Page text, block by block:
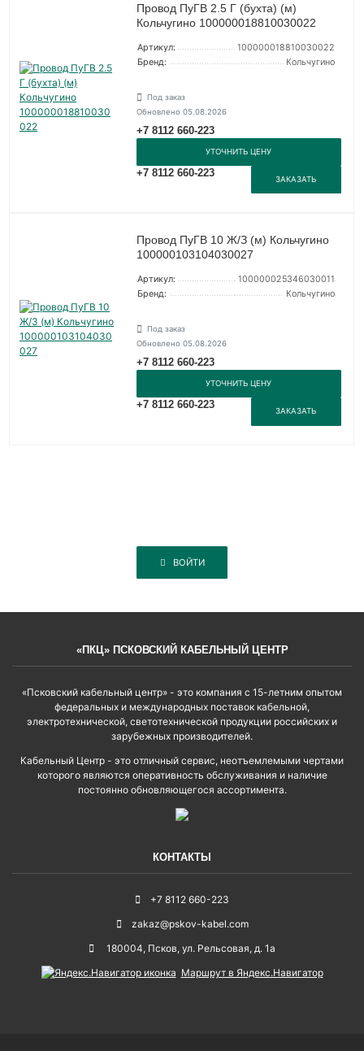
Провод ПуГВ 2.5 Г (бухта) (м)
Кольчугино 100000018810030022
Артикул:
100000018810030022
Бренд:
Кольчугино
Под заказ
Обновлено 05.08.2026
+7 8112 660-223
УТОЧНИТЬ ЦЕНУ
+7 8112 660-223
ЗАКАЗАТЬ
Провод ПуГВ 10 Ж/З (м) Кольчугино
100000103104030027
Артикул:
100000025346030011
Бренд:
Кольчугино
Под заказ
Обновлено 05.08.2026
+7 8112 660-223
УТОЧНИТЬ ЦЕНУ
+7 8112 660-223
ЗАКАЗАТЬ
ВОЙТИ
«ПКЦ» ПСКОВСКИЙ КАБЕЛЬНЫЙ ЦЕНТР
«Псковский кабельный центр» - это компания с 15-летним опытом
федеральных и международных поставок кабельной,
электротехнической, светотехнической продукции российских и
зарубежных производителей.
Кабельный Центр - это отличный сервис, неотъемлемыми чертами
которого являются оперативность обслуживания и наличие
постоянно обновляющегося ассортимента.
КОНТАКТЫ
+7 8112 660-223
zakaz@pskov-kabel.com
180004, Псков, ул. Рельсовая, д. 1а
Маршрут в Яндекс.Навигатор